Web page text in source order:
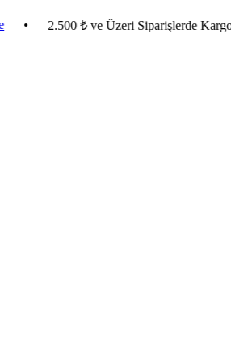
2.500 ₺ ve Üzeri Siparişlerde Kargo